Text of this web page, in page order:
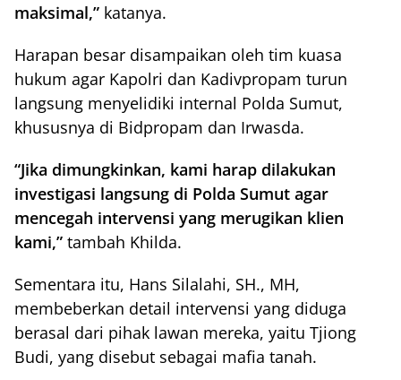
maksimal,” katanya.
Harapan besar disampaikan oleh tim kuasa
hukum agar Kapolri dan Kadivpropam turun
langsung menyelidiki internal Polda Sumut,
khususnya di Bidpropam dan Irwasda.
“Jika dimungkinkan, kami harap dilakukan
investigasi langsung di Polda Sumut agar
mencegah intervensi yang merugikan klien
kami,” tambah Khilda.
Sementara itu, Hans Silalahi, SH., MH,
membeberkan detail intervensi yang diduga
berasal dari pihak lawan mereka, yaitu Tjiong
Budi, yang disebut sebagai mafia tanah.